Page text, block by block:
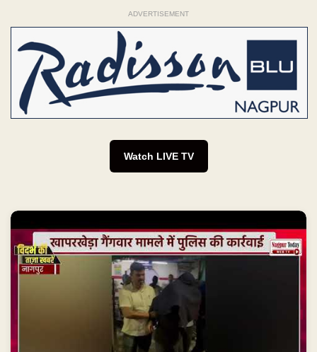
ADVERTISEMENT
Watch LIVE TV